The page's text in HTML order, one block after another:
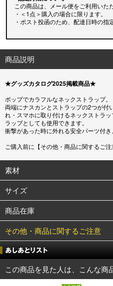
この商品は、メール便をご利用いた
・＜1点＞購入の場合に限ります。
・ポスト投函のため、配達日時の指
商品説明
★グッズカタログ2025掲載商品★
ポップでカラフルなネックストラップ。
両端にナスカンとストラップの2つが付
れ・スマホに取り付けるネックストラ
ラップとしても使用できます。
衝撃があった時に外れる安全パーツ付き。
ご購入前に【その他・商品に関するご注
素材
サイズ
商品在庫
その他・商品に関するご注意
この商品を見た人は、こんな商